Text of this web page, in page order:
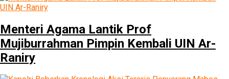
Menteri Agama Lantik Prof
Mujiburrahman Pimpin Kembali UIN Ar-
Raniry